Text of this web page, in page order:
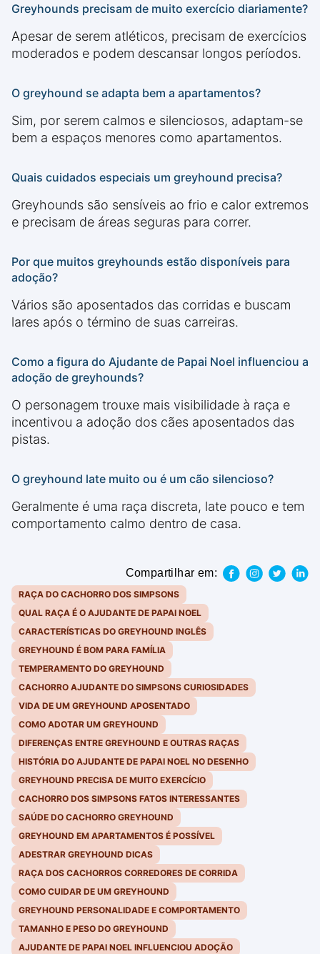
Greyhounds precisam de muito exercício diariamente?
Apesar de serem atléticos, precisam de exercícios
moderados e podem descansar longos períodos.
O greyhound se adapta bem a apartamentos?
Sim, por serem calmos e silenciosos, adaptam-se
bem a espaços menores como apartamentos.
Quais cuidados especiais um greyhound precisa?
Greyhounds são sensíveis ao frio e calor extremos
e precisam de áreas seguras para correr.
Por que muitos greyhounds estão disponíveis para
adoção?
Vários são aposentados das corridas e buscam
lares após o término de suas carreiras.
Como a figura do Ajudante de Papai Noel influenciou a
adoção de greyhounds?
O personagem trouxe mais visibilidade à raça e
incentivou a adoção dos cães aposentados das
pistas.
O greyhound late muito ou é um cão silencioso?
Geralmente é uma raça discreta, late pouco e tem
comportamento calmo dentro de casa.
Compartilhar em:
RAÇA DO CACHORRO DOS SIMPSONS
QUAL RAÇA É O AJUDANTE DE PAPAI NOEL
CARACTERÍSTICAS DO GREYHOUND INGLÊS
GREYHOUND É BOM PARA FAMÍLIA
TEMPERAMENTO DO GREYHOUND
CACHORRO AJUDANTE DO SIMPSONS CURIOSIDADES
VIDA DE UM GREYHOUND APOSENTADO
COMO ADOTAR UM GREYHOUND
DIFERENÇAS ENTRE GREYHOUND E OUTRAS RAÇAS
HISTÓRIA DO AJUDANTE DE PAPAI NOEL NO DESENHO
GREYHOUND PRECISA DE MUITO EXERCÍCIO
CACHORRO DOS SIMPSONS FATOS INTERESSANTES
SAÚDE DO CACHORRO GREYHOUND
GREYHOUND EM APARTAMENTOS É POSSÍVEL
ADESTRAR GREYHOUND DICAS
RAÇA DOS CACHORROS CORREDORES DE CORRIDA
COMO CUIDAR DE UM GREYHOUND
GREYHOUND PERSONALIDADE E COMPORTAMENTO
TAMANHO E PESO DO GREYHOUND
AJUDANTE DE PAPAI NOEL INFLUENCIOU ADOÇÃO